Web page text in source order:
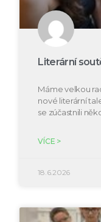
Literární
Máme velkou
nové literární
se zúčastnili
VÍCE >
18.6.2026